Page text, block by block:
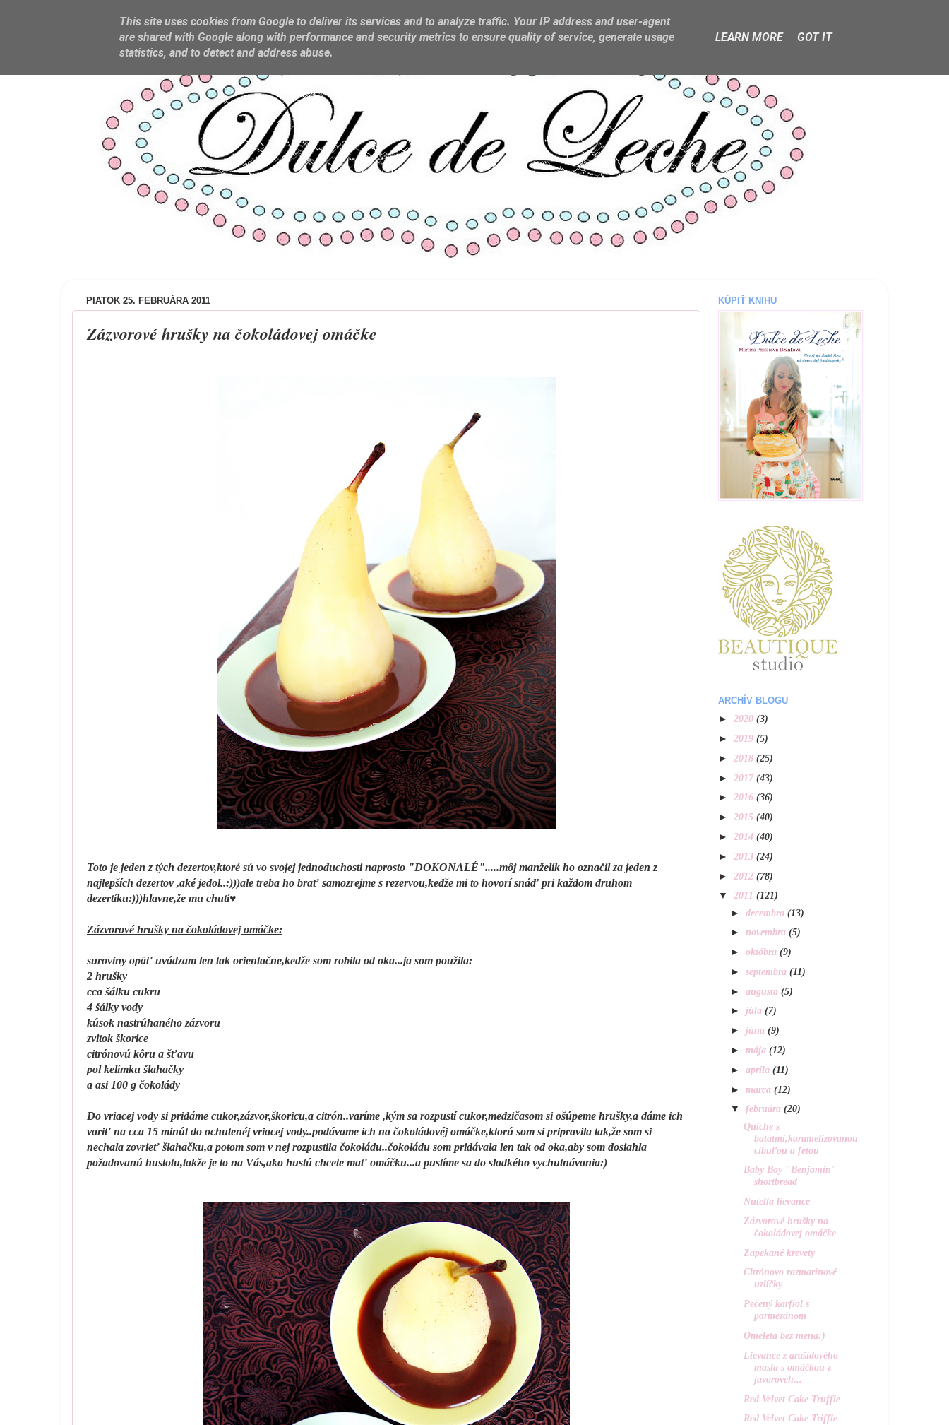
PIATOK 25. FEBRUÁRA 2011
Zázvorové hrušky na čokoládovej omáčke
Toto je jeden z tých dezertov,ktoré sú vo svojej jednoduchosti naprosto "DOKONALÉ".....môj manželík ho označil za jeden z
najlepších dezertov ,aké jedol..:)))ale treba ho brať samozrejme s rezervou,kedže mi to hovorí snáď pri každom druhom
dezertíku:)))hlavne,že mu chutí♥
Zázvorové hrušky na čokoládovej omáčke:
suroviny opäť uvádzam len tak orientačne,kedže som robila od oka...ja som použila:
2 hrušky
cca šálku cukru
4 šálky vody
kúsok nastrúhaného zázvoru
zvitok škorice
citrónovú kôru a šťavu
pol kelímku šlahačky
a asi 100 g čokolády
Do vriacej vody si pridáme cukor,zázvor,škoricu,a citrón..varíme ,kým sa rozpustí cukor,medzičasom si ošúpeme hrušky,a dáme ich
variť na cca 15 minút do ochutenéj vriacej vody..podávame ich na čokoládovéj omáčke,ktorú som si pripravila tak,že som si
nechala zovrieť šlahačku,a potom som v nej rozpustila čokoládu..čokoládu som pridávala len tak od oka,aby som dosiahla
požadovanú hustotu,takže je to na Vás,ako hustú chcete mať omáčku...a pustíme sa do sladkého vychutnávania:)
KÚPIŤ KNIHU
ARCHÍV BLOGU
► 2020 (3)
► 2019 (5)
► 2018 (25)
► 2017 (43)
► 2016 (36)
► 2015 (40)
► 2014 (40)
► 2013 (24)
► 2012 (78)
▼ 2011 (121)
►decembra(13)
►novembra(5)
►októbra(9)
►septembra(11)
►augusta(5)
►júla(7)
► júna(9)
►mája(12)
►apríla(11)
►marca(12)
▼februára(20)
Quiche s
batátmi,karamelizovanou
cibuľou a fetou
Baby Boy "Benjamin"
shortbread
Nutella lievance
Zázvorové hrušky na
čokoládovej omáčke
Zapekané krevety
Citrónovo rozmarínové
uzlíčky
Pečený karfiol s
parmezánom
Omeleta bez mena:)
Lievance z arašidového
masla s omáčkou z
javorovéh...
Red Velvet Cake Truffle
Red Velvet Cake Triffle
This site uses cookies from Google to deliver its services and to analyze traffic. Your IP address and user-agent
are shared with Google along with performance and security metrics to ensure quality of service, generate usage
statistics, and to detect and address abuse.
LEARN MORE GOT IT